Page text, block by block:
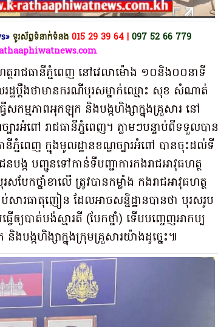
ទូរស័ព្ទទំនាក់ទំនង 015 29 39 64 | 097 52 66 779
ថរាជធានីភ្នំពេញ នៅវេលាម៉ោង ១០និង០០នាទី
ដ្ឋប្តឹងថាមានករណីបុរសម្នាក់ឈ្មោះ សុខ សំណាត់
សកម្មភាពអុកឡុក និងបង្កហិង្សាក្នុងគ្រួសារ នៅ
រអំពៅ រាជធានីភ្នំពេញ។ ភ្លាមៗបន្ទាប់ពីទទួលបាន
នីភ្នំពេញ ក្នុងមូលដ្ឋានខណ្ឌច្បារអំពៅ បានចុះដល់ទី
នបង្ក បញ្ជូនទៅកាន់ទីបញ្ជាការកងរាជអាវុធហត្ថ
បែកថ្នាំខាលើ ត្រូវបានកម្លាំង កងរាជអាវុធហត្ថ
សារធាតុញៀន ដែលអាចសន្និដ្ឋានបានថា បុរសរូប
យបាត់បង់ស្មារតី (បែកថ្នាំ) ទើបបញ្ចេញអាកប្ប
ង្កហិង្សាក្នុងក្រុមគ្រួសារយ៉ាងដូច្នេះ៕